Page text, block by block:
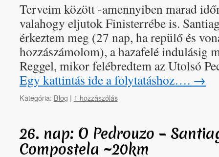
Terveim között -amennyiben marad
valahogy eljutok Finisterrébe is.
érkeztem meg (27 nap, ha repülő és
hozzászámolom), a hazafelé indulásig
Reggel, mikor felébredtem az Utolsó
Egy kattintás ide a folytatáshoz…. →
Kategória: Blog | 1 hozzászólás
26. nap: O Pedrouzo –
Compostela ~20km